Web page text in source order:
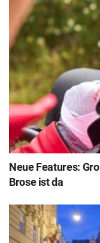
Neue Features:
Brose ist da